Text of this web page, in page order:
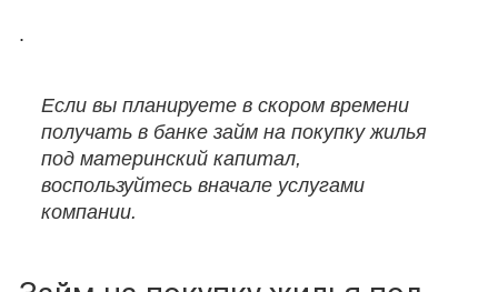
.
Если вы планируете в скором времени
получать в банке займ на покупку жилья
под материнский капитал,
воспользуйтесь вначале услугами
компании​.